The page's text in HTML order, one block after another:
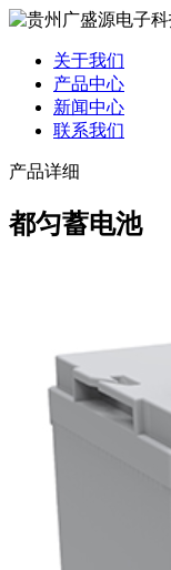
关于我们
产品中心
新闻中心
联系我们
产品详细
都匀蓄电池